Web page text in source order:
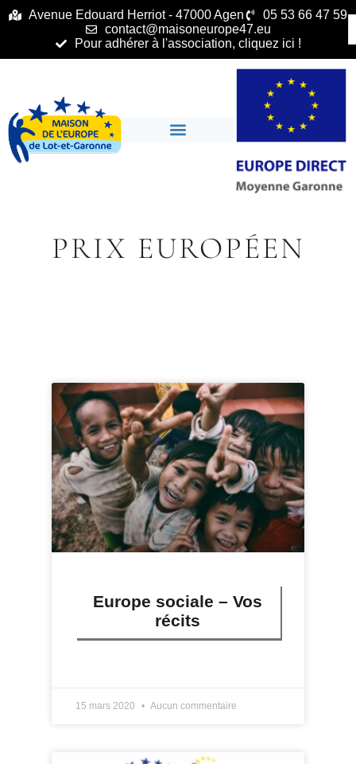
principalAvenue Edouard Herriot - 47000 Agen
05 53 66 47 59
contact@maisoneurope47.eu
Pour adhérer à l'association, cliquez ici !
PRIX EUROPÉEN
Europe sociale – Vos
récits
15 mars 2020 Aucun commentaire